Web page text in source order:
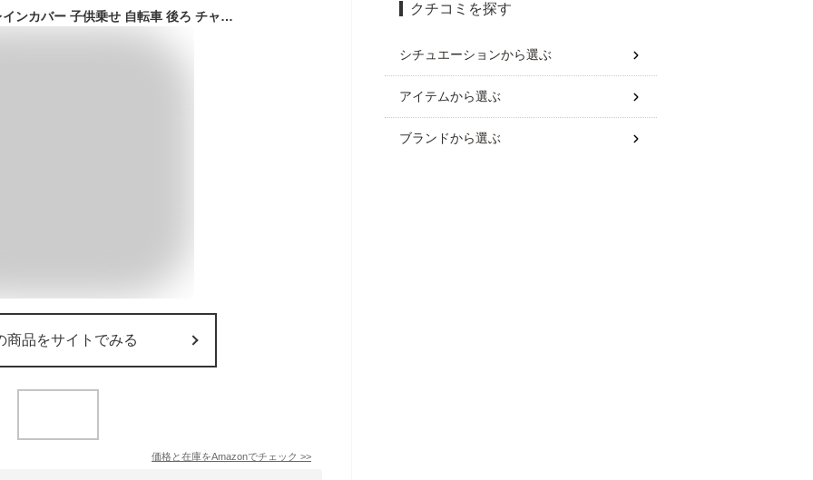
GORIX(ゴリックス)レインカバー 子供乗せ 自転車 後ろ チャイルドシートカバー (rain-c) (黒)
商品をサイトでみる
価格と在庫をAmazonでチェック >>
クチコミを探す
シチュエーションから選ぶ
アイテムから選ぶ
ブランドから選ぶ